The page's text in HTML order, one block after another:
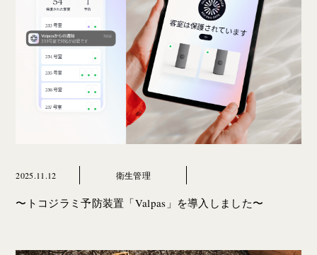
2025.11.12 衛生管理
〜トコジラミ予防装置「Valpas」を導入しました〜